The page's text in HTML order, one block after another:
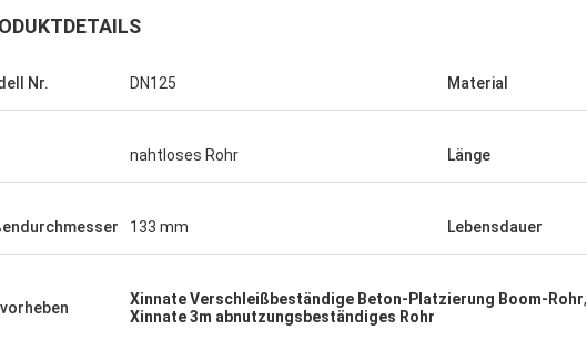
Nr. DN125 Material
nahtloses Rohr Länge
133 mm Lebensdauer
Xinnate Verschleißbeständige Beton-Platzierung Boom-Rohr,
Xinnate 3m abnutzungsbeständiges Rohr